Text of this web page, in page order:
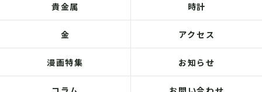
貴金属 時計
金 アクセス
漫画特集 お知らせ